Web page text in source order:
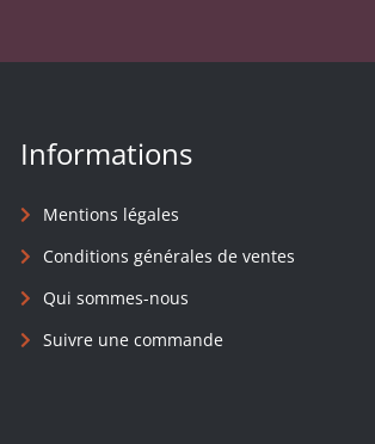
Informations
Mentions légales
Conditions générales de ventes
Qui sommes-nous
Suivre une commande